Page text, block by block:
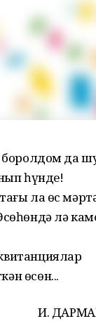
боролдом да
һүнде!
ла өс
лә
өсөн...
И.